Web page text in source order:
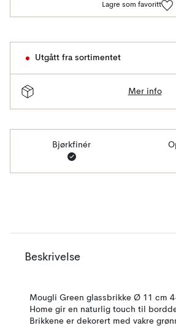
Lagre som favoritt
Utgått fra sortimentet
Mer info
Bjørkfinér
Beskrivelse
Mougli Green glassbrikke Ø 11 cm
Home gir en naturlig touch til
Brikkene er dekorert med vakre